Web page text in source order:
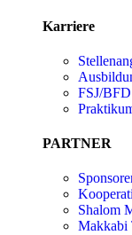
Karriere
FSJ/BFD
PARTNER
Shalom
Makkabi